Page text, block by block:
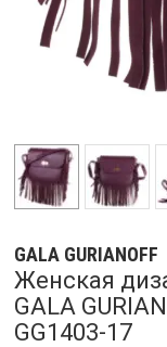
GALA GURIANOFF
Женская
GALA
GG1403-17